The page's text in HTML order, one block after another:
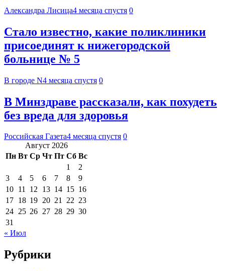
Александра Лисица4 месяца спустя 0
Стало известно, какие поликлиники
присоединят к нижегородской
больнице № 5
В городе N4 месяца спустя 0
В Минздраве рассказали, как похудеть
без вреда для здоровья
Российская Газета4 месяца спустя 0
Август 2026
Пн Вт Ср Чт Пт Сб Вс
1
2
3
4 5 6 7 8
9
10 11 12 13 14 15 16
17 18 19 20 21 22 23
24 25 26 27 28 29 30
31
« Июл
Рубрики